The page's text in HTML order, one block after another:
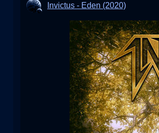
Invictus - Eden (2020)